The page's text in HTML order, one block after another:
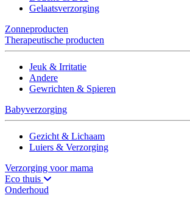
Gelaatsverzorging
Zonneproducten
Therapeutische producten
Jeuk & Irritatie
Andere
Gewrichten & Spieren
Babyverzorging
Gezicht & Lichaam
Luiers & Verzorging
Verzorging voor mama
Eco thuis
Onderhoud